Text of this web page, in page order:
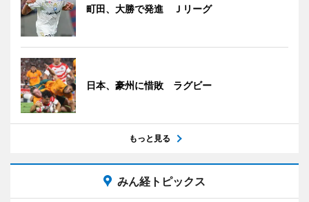
町田、大勝で発進 Ｊリーグ
日本、豪州に惜敗 ラグビー
もっと見る
みん経トピックス